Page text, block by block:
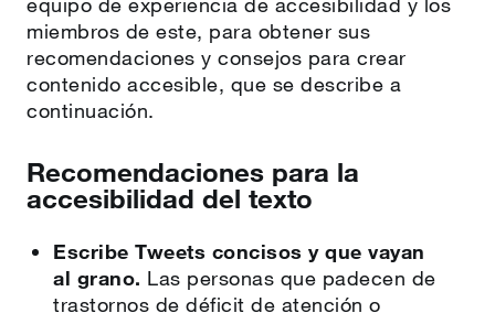
miembros de este, para obtener sus
recomendaciones y consejos para crear
contenido accesible, que se describe a
continuación.
Recomendaciones para la
accesibilidad del texto
Escribe Tweets concisos y que vayan
al grano. Las personas que padecen de
trastornos de déficit de atención o